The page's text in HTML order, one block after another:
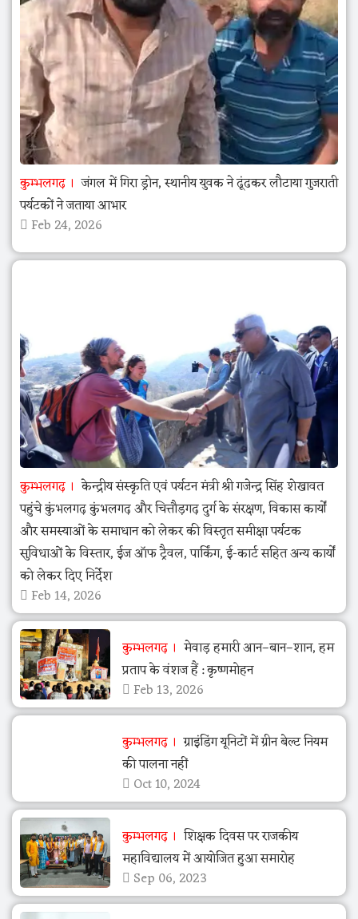
कुम्भलगढ़
जंगल में गिरा ड्रोन, स्थानीय युवक ने ढूंढकर लौटाया गुजराती
पर्यटकों ने जताया आभार
Feb 24, 2026
कुम्भलगढ़
केन्द्रीय संस्कृति एवं पर्यटन मंत्री श्री गजेन्द्र सिंह शेखावत
पहुंचे कुंभलगढ़ कुंभलगढ़ और चित्तौड़गढ़ दुर्ग के संरक्षण, विकास कार्यों
और समस्याओं के समाधान को लेकर की विस्तृत समीक्षा पर्यटक
सुविधाओं के विस्तार, ईज ऑफ ट्रैवल, पार्किंग, ई-कार्ट सहित अन्य कार्यों
को लेकर दिए निर्देश
Feb 14, 2026
कुम्भलगढ़
मेवाड़ हमारी आन–बान–शान, हम
प्रताप के वंशज हैं : कृष्णमोहन
Feb 13, 2026
कुम्भलगढ़
ग्राइंडिंग यूनिटों में ग्रीन बेल्ट नियम
की पालना नहीं
Oct 10, 2024
कुम्भलगढ़
शिक्षक दिवस पर राजकीय
महाविद्यालय में आयोजित हुआ समारोह
Sep 06, 2023